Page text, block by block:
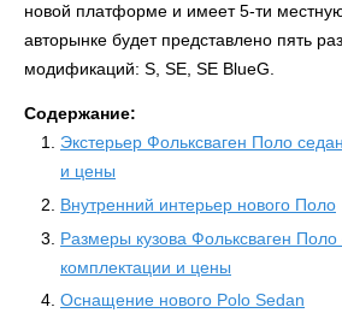
новой платформе и имеет 5-ти
авторынке будет представлено пять
модификаций: S, SE, SE BlueG.
Содержание:
Экстерьер Фольксваген Поло
и цены
Внутренний интерьер нового Поло
Размеры кузова Фольксваген
комплектации и цены
Оснащение нового Polo Sedan